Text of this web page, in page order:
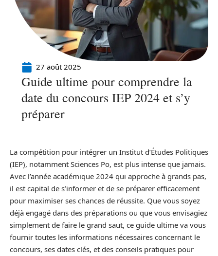
27 août 2025
Guide ultime pour comprendre la
date du concours IEP 2024 et s’y
préparer
La compétition pour intégrer un Institut d’Études Politiques
(IEP), notamment Sciences Po, est plus intense que jamais.
Avec l’année académique 2024 qui approche à grands pas,
il est capital de s’informer et de se préparer efficacement
pour maximiser ses chances de réussite. Que vous soyez
déjà engagé dans des préparations ou que vous envisagiez
simplement de faire le grand saut, ce guide ultime va vous
fournir toutes les informations nécessaires concernant le
concours, ses dates clés, et des conseils pratiques pour